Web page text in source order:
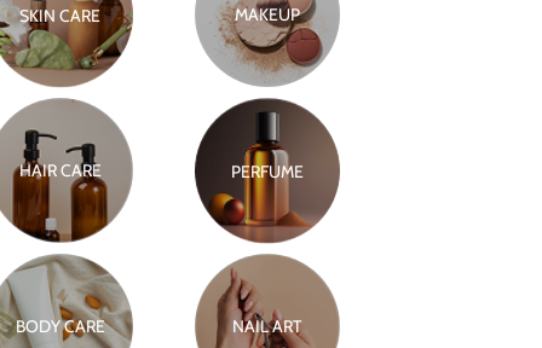
SKIN CARE MAKEUP
HAIR CARE PERFUME
BODY CARE NAIL ART